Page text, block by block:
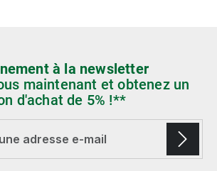
à la newsletter
maintenant et obtenez un
d'achat de 5% !**